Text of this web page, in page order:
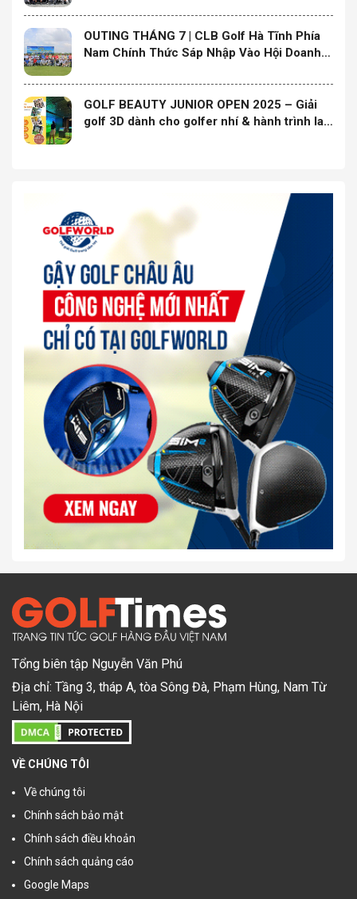
OUTING THÁNG 7 | CLB Golf Hà Tĩnh Phía
Nam Chính Thức Sáp Nhập Vào Hội Doanh
Chấp Hành Nhiệm Kỳ Mới
GOLF BEAUTY JUNIOR OPEN 2025 – Giải
golf 3D dành cho golfer nhí & hành trình lan
Tổng biên tập Nguyễn Văn Phú
Địa chỉ: Tầng 3, tháp A, tòa Sông Đà, Phạm Hùng, Nam Từ
Liêm, Hà Nội
VỀ CHÚNG TÔI
Về chúng tôi
Chính sách bảo mật
Chính sách điều khoản
Chính sách quảng cáo
Google Maps